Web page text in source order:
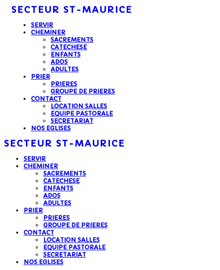
SECTEUR ST-MAURICE
SERVIR
CHEMINER
SACREMENTS
CATECHESE
ENFANTS
ADOS
ADULTES
PRIER
PRIERES
GROUPE DE PRIERES
CONTACT
LOCATION SALLES
EQUIPE PASTORALE
SECRETARIAT
NOS EGLISES
SECTEUR ST-MAURICE
SERVIR
CHEMINER
SACREMENTS
CATECHESE
ENFANTS
ADOS
ADULTES
PRIER
PRIERES
GROUPE DE PRIERES
CONTACT
LOCATION SALLES
EQUIPE PASTORALE
SECRETARIAT
NOS EGLISES